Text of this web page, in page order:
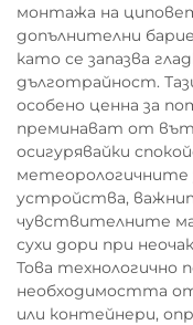
монтажа на
допълнителни
като се запазва
дълготрайност.
особено ценна за
преминават от
осигурявайки
метеорологичните
устройства,
чувствителните
сухи дори при
Това
необходимостта
или контейнери,